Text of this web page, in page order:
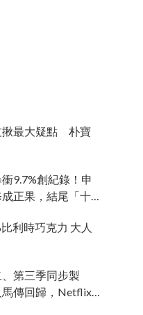
揪最大疑點 朴寶
9.7%創紀錄！申
正果，結尾「十
利時巧克力 大人
第三季同步製
傳回歸，Netflix